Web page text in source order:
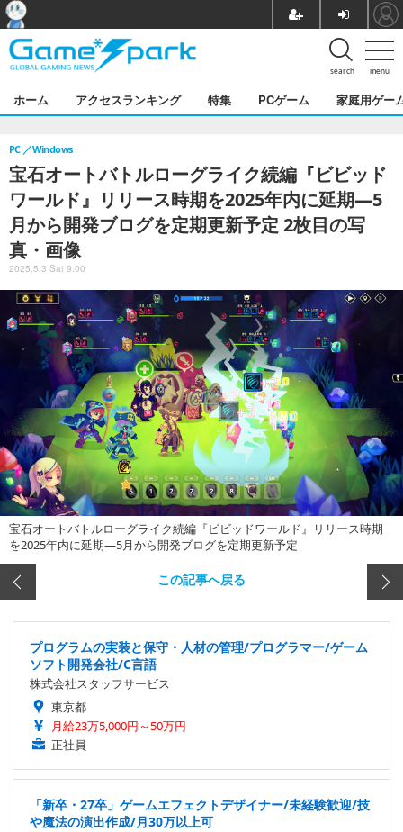
menu
search
ホーム アクセスランキング 特集 PCゲーム 家庭用ゲー
宝石オートバトルローグライク続編『ビビッド
ワールド』リリース時期を2025年内に延期―5
月から開発ブログを定期更新予定 2枚目の写
真・画像
PC Windows
2025.5.3 Sat 9:00
宝石オートバトルローグライク続編『ビビッドワールド』リリース時期
を2025年内に延期―5月から開発ブログを定期更新予定
この記事へ戻る
プログラムの実装と保守・人材の管理/プログラマー/ゲーム
ソフト開発会社/C言語
株式会社スタッフサービス
東京都
月給23万5,000円～50万円
正社員
「新卒・27卒」ゲームエフェクトデザイナー/未経験歓迎/技
や魔法の演出作成/月30万以上可